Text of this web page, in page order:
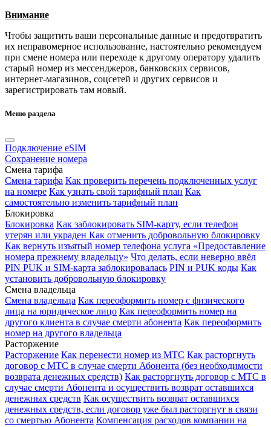
Внимание
Чтобы защитить ваши персональные данные и предотвратить
их неправомерное использование, настоятельно рекомендуем
при смене номера или переходе к другому оператору удалить
старый номер из мессенджеров, банковских сервисов,
интернет-магазинов, соцсетей и других сервисов и
зарегистрировать там новый.
Меню раздела
Подключение eSIM
Сохранение номера
Смена тарифа
Смена тарифа Как проверить перечень подключенных услуг
на номере Как узнать свой тарифный план Как
самостоятельно изменить тарифный план
Блокировка
Блокировка Как заблокировать SIM-карту, если телефон
утерян или украден Как отменить добровольную блокировку
Как вернуть изъятый номер телефона услуга «Предоставление
номера прежнему владельцу» Что делать, если неверно ввёл
PIN PUK и SIM-карта заблокировалась PIN и PUK коды Как
установить добровольную блокировку
Смена владельца
Смена владельца Как переоформить номер с физического
лица на юридическое лицо Как переоформить номер на
другого клиента в случае смерти абонента Как переоформить
номер на другого владельца
Расторжение
Расторжение Как перенести номер из МТС Как расторгнуть
договор с МТС в случае смерти Абонента (без необходимости
возврата денежных средств) Как расторгнуть договор с МТС в
случае смерти Абонента и осуществить возврат оставшихся
денежных средств Как осуществить возврат оставшихся
денежных средств, если договор уже был расторгнут в связи
со смертью Абонента Компенсация расходов компании на